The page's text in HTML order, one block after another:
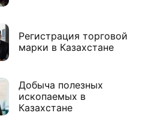
Регистрация торговой
марки в Казахстане
Добыча полезных
ископаемых в
Казахстане